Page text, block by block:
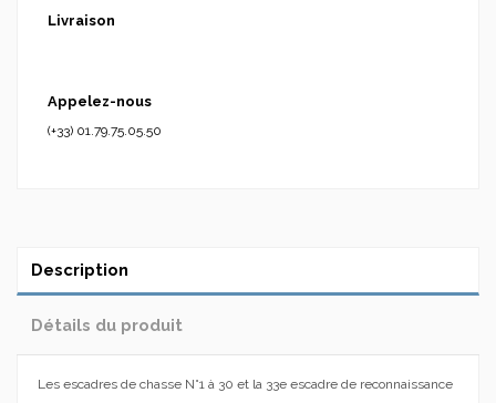
Livraison
Appelez-nous
(+33) 01.79.75.05.50
Description
Détails du produit
Les escadres de chasse N°1 à 30 et la 33e escadre de reconnaissance